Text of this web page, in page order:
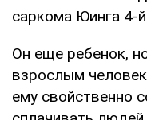
саркома Юинга 4-
Он еще ребенок,
взрослым
ему свойственно